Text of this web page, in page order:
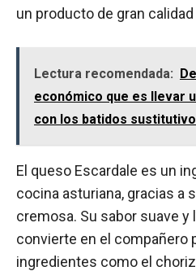
un producto de gran
Lectura recomendada:
económico que es llevar
con los batidos
El queso Escardale es un
cocina asturiana, gracias a
cremosa. Su sabor suave
convierte en el compañero
ingredientes como el